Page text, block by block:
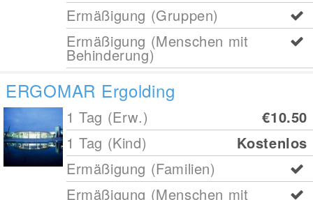
Ermäßigung (Gruppen)
Ermäßigung (Menschen mit
Behinderung)
ERGOMAR Ergolding
1 Tag (Erw.)
€10.50
1 Tag (Kind)
Kostenlos
Ermäßigung (Familien)
Ermäßigung (Menschen mit